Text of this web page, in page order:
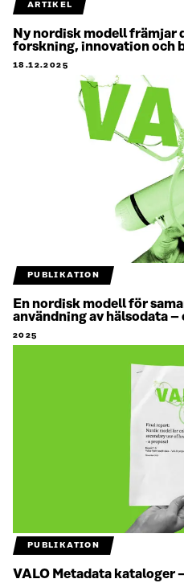
ARTIKEL
Ny nordisk modell främjar
forskning, innovation och
18.12.2025
PUBLIKATION
En nordisk modell för
användning av hälsodata
2025
PUBLIKATION
VALO Metadata kataloger